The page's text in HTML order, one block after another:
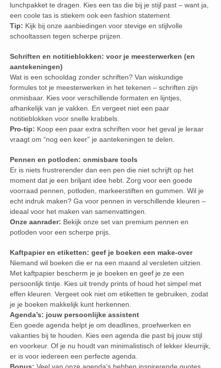
lunchpakket te dragen. Kies een tas die bij je stijl past – want ja,
een coole tas is stiekem ook een fashion statement.
Tip: Kijk bij onze aanbiedingen voor stevige en stijlvolle
schooltassen tegen scherpe prijzen.
Schriften en notitieblokken: voor je meesterwerken (en
aantekeningen)
Wat is een schooldag zonder schriften? Van wiskundige
formules tot je meesterwerken in het tekenen – schriften zijn
onmisbaar. Kies voor verschillende formaten en lijntjes,
afhankelijk van je vakken. En vergeet niet een paar
notitieblokken voor snelle krabbels.
Pro-tip: Koop een paar extra schriften voor het geval je leraar
vraagt om “nog een keer” je aantekeningen te delen.
Pennen en potloden: onmisbare tools
Er is niets frustrerender dan een pen die niet schrijft op het
moment dat je een briljant idee hebt. Zorg voor een goede
voorraad pennen, potloden, markeerstiften en gummen. Wil je
echt indruk maken? Ga voor pennen in verschillende kleuren –
ideaal voor het maken van samenvattingen.
Onze aanrader: Bekijk onze set van premium pennen en
potloden voor een scherpe prijs.
Kaftpapier en etiketten: geef je boeken een make-over
Niemand wil boeken die er na een maand al versleten uitzien.
Met kaftpapier bescherm je je boeken en geef je ze een
persoonlijk tintje. Kies uit trendy prints of houd het simpel met
effen kleuren. Vergeet ook niet om etiketten te gebruiken, zodat
je je boeken makkelijk kunt herkennen.
Agenda’s: jouw persoonlijke assistent
Een goede agenda helpt je om deadlines, proefwerken en
vakanties bij te houden. Kies een agenda die past bij jouw stijl
en voorkeur. Of je nu houdt van minimalistisch of lekker kleurrijk,
er is voor iedereen een perfecte agenda.